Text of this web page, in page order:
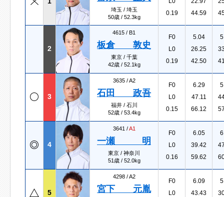
埼玉 / 埼玉
50歳 / 52.3kg
0.19
44.59
2
4615 / B1
板倉 敦史
東京 / 千葉
42歳 / 52.1kg
F0
L0
0.19
5.04
26.25
42.50
3
3635 /A2
石田 政吾
福井 / 石川
52歳 / 53.4kg
F0
L0
0.15
6.29
47.11
66.12
4
3641 /A1
一瀬 明
東京 / 神奈川
51歳 / 52.0kg
F0
L0
0.16
6.05
39.42
59.62
5
4298 /A2
宮下 元胤
F0
L0
6.09
43.43